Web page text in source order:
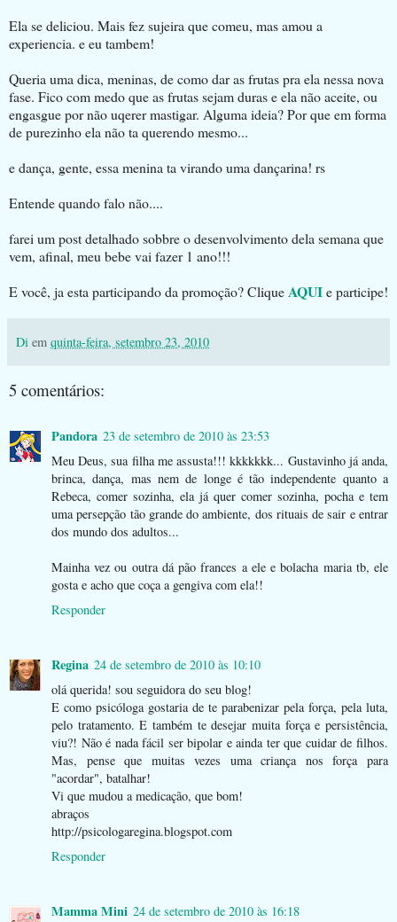
Ela se deliciou. Mais fez sujeira que comeu, mas amou a
experiencia. e eu tambem!
Queria uma dica, meninas, de como dar as frutas pra ela nessa nova
fase. Fico com medo que as frutas sejam duras e ela não aceite, ou
engasgue por não uqerer mastigar. Alguma ideia? Por que em forma
de purezinho ela não ta querendo mesmo...
e dança, gente, essa menina ta virando uma dançarina! rs
Entende quando falo não....
farei um post detalhado sobbre o desenvolvimento dela semana que
vem, afinal, meu bebe vai fazer 1 ano!!!
E você, ja esta participando da promoção? CliqueAQUIe participe!
Di em quinta-feira, setembro 23, 2010
5 comentários:
Pandora 23 de setembro de 2010 às 23:53
Meu Deus, sua filha me assusta!!! kkkkkkk... Gustavinho já anda,
brinca, dança, mas nem de longe é tão independente quanto a
Rebeca, comer sozinha, ela já quer comer sozinha, pocha e tem
uma persepção tão grande do ambiente, dos rituais de sair e entrar
dos mundo dos adultos...
Mainha vez ou outra dá pão frances a ele e bolacha maria tb, ele
gosta e acho que coça a gengiva com ela!!
Responder
Regina 24 de setembro de 2010 às 10:10
olá querida! sou seguidora do seu blog!
E como psicóloga gostaria de te parabenizar pela força, pela luta,
pelo tratamento. E também te desejar muita força e persistência,
viu?! Não é nada fácil ser bipolar e ainda ter que cuidar de filhos.
Mas, pense que muitas vezes uma criança nos força para
"acordar", batalhar!
Vi que mudou a medicação, que bom!
abraços
http://psicologaregina.blogspot.com
Responder
Mamma Mini 24 de setembro de 2010 às 16:18